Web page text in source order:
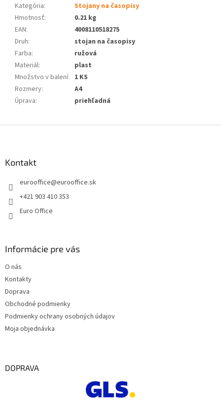
Kategória:
Stojany na časopisy
Hmotnosť:
0.21 kg
EAN:
4008110518275
Druh:
stojan na časopisy
Farba:
ružová
Materiál:
plast
Množstvo v balení: 1 KS
Rozmery:
A4
Úprava: priehľadná
Kontakt
eurooffice@eurooffice.sk
+421 903 410 353
Euro Office
Informácie pre vás
O nás
Kontakty
Doprava
Obchodné podmienky
Podmienky ochrany osobných údajov
Moja objednávka
DOPRAVA